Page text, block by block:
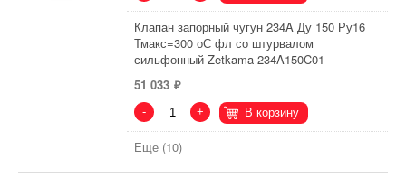
Клапан запорный чугун 234A Ду 150 Ру16
Тмакс=300 оС фл со штурвалом
сильфонный Zetkama 234A150C01
51 033
- + В корзину
Еще (10)